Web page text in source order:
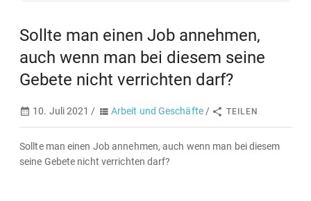
Sollte man einen Job annehmen,
auch wenn man bei diesem seine
Gebete nicht verrichten darf?
10. Juli 2021 / Arbeit und Geschäfte / TEILEN
Sollte man einen Job annehmen, auch wenn man bei diesem
seine Gebete nicht verrichten darf?